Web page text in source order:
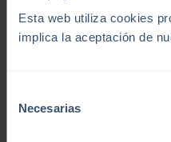
Esta web utiliza cookies
implica la aceptación de
Necesarias